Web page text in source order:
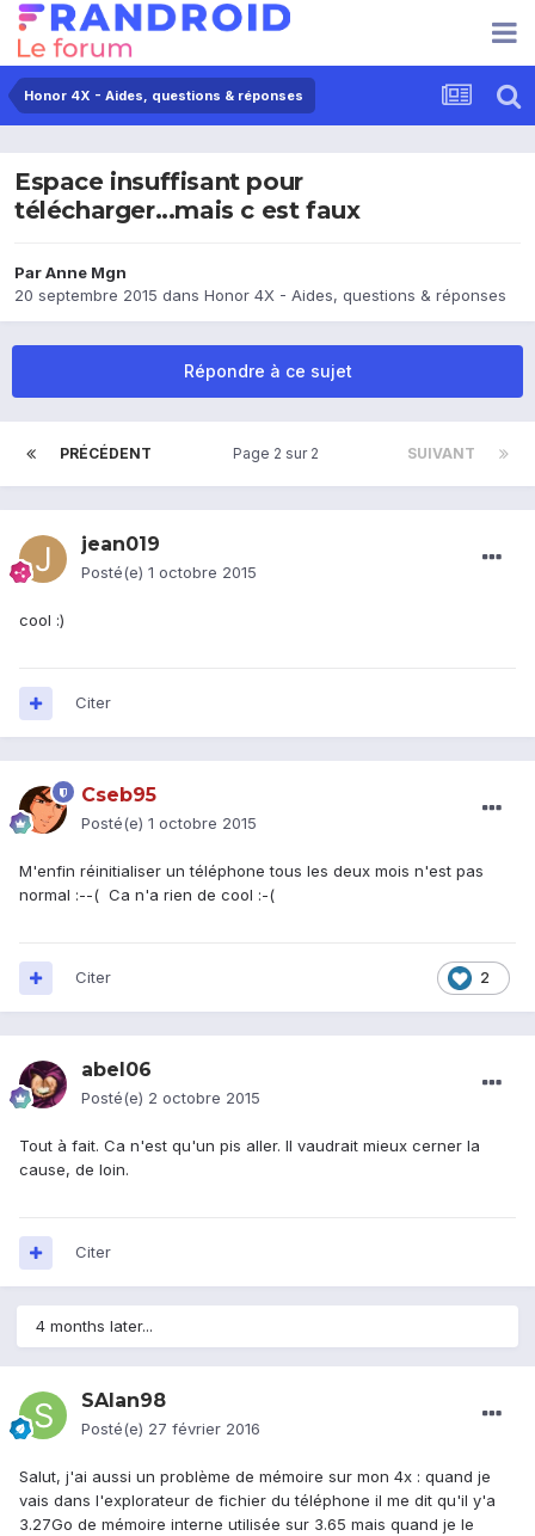
Honor 4X - Aides, questions & réponses
Espace insuffisant pour
télécharger...mais c est faux
ParAnne Mgn
20 septembre 2015 dans Honor 4X - Aides, questions & réponses
Répondre à ce sujet
PRÉCÉDENT SUIVANT
Page 2 sur 2
jean019
Posté(e) 1 octobre 2015
cool :)
Citer
Cseb95
Posté(e) 1 octobre 2015
M'enfin réinitialiser un téléphone tous les deux mois n'est pas
normal :--( Ca n'a rien de cool :-(
2
Citer
abel06
Posté(e) 2 octobre 2015
Tout à fait. Ca n'est qu'un pis aller. Il vaudrait mieux cerner la
cause, de loin.
Citer
4 months later...
SAlan98
Posté(e) 27 février 2016
Salut, j'ai aussi un problème de mémoire sur mon 4x : quand je
vais dans l'explorateur de fichier du téléphone il me dit qu'il y'a
3.27Go de mémoire interne utilisée sur 3.65 mais quand je le